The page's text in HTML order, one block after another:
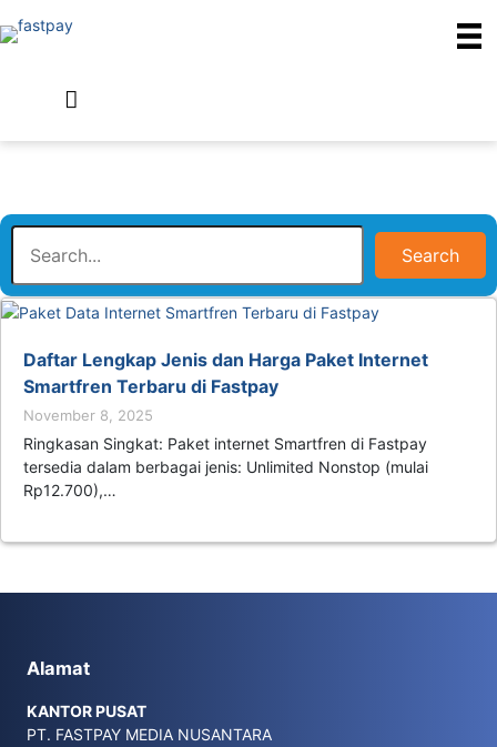
Search
Daftar Lengkap Jenis dan Harga Paket Internet
Smartfren Terbaru di Fastpay
November 8, 2025
Ringkasan Singkat: Paket internet Smartfren di Fastpay
tersedia dalam berbagai jenis: Unlimited Nonstop (mulai
Rp12.700),…
Alamat
KANTOR PUSAT
PT. FASTPAY MEDIA NUSANTARA